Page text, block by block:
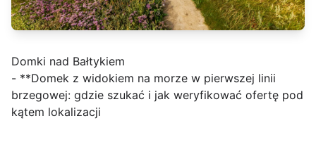
Domki nad Bałtykiem
- **Domek z widokiem na morze w pierwszej linii
brzegowej: gdzie szukać i jak weryfikować ofertę pod
kątem lokalizacji